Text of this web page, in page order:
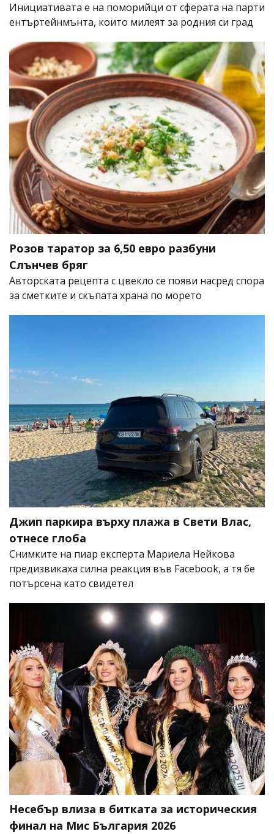
Инициативата е на поморийци от сферата на парти
ентъртейнмънта, които милеят за родния си град
Розов таратор за 6,50 евро разбуни
Слънчев бряг
Авторската рецепта с цвекло се появи насред спора
за сметките и скъпата храна по морето
Джип паркира върху плажа в Свети Влас,
отнесе глоба
Снимките на пиар експерта Мариела Нейкова
предизвикаха силна реакция във Facebook, а тя бе
потърсена като свидетел
Несебър влиза в битката за историческия
финал на Мис България 2026